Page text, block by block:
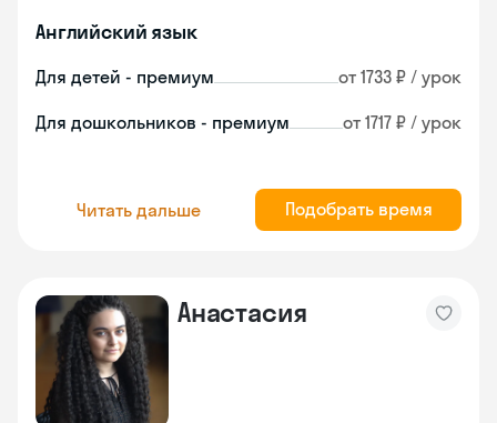
Английский язык
Для детей - премиум от 1733 ₽ / урок
Для дошкольников - премиум от 1717 ₽ / урок
Читать дальше Подобрать время
Анастасия